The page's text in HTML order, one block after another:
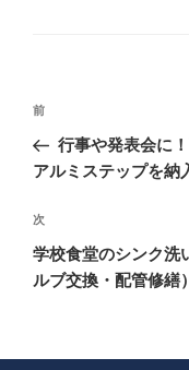
投
ナ
ゲ
ー
シ
前
の
投
前
行事や発表会に
アルミステップを納
次
の
投
次
学校食堂のシンク洗
ルブ交換・配管修繕）